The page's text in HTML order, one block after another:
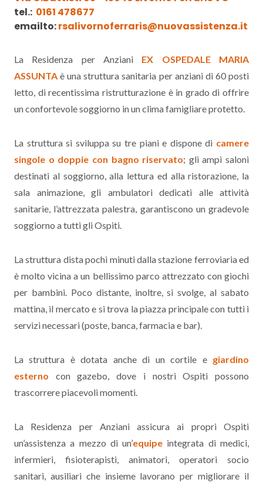
tel.: 0161 478677
emailto:rsalivornoferraris@nuovassistenza.it
La Residenza per Anziani EX OSPEDALE MARIA
ASSUNTA è una struttura sanitaria per anziani di 60 posti
letto, di recentissima ristrutturazione è in grado di offrire
un confortevole soggiorno in un clima famigliare protetto.
La struttura si sviluppa su tre piani e dispone di camere
singole o doppie con bagno riservato; gli ampi saloni
destinati al soggiorno, alla lettura ed alla ristorazione, la
sala animazione, gli ambulatori dedicati alle attività
sanitarie, l’attrezzata palestra, garantiscono un gradevole
soggiorno a tutti gli Ospiti.
La struttura dista pochi minuti dalla stazione ferroviaria ed
è molto vicina a un bellissimo parco attrezzato con giochi
per bambini. Poco distante, inoltre, si svolge, al sabato
mattina, il mercato e si trova la piazza principale con tutti i
servizi necessari (poste, banca, farmacia e bar).
La struttura è dotata anche di un cortile e giardino
esterno con gazebo, dove i nostri Ospiti possono
trascorrere piacevoli momenti.
La Residenza per Anziani assicura ai propri Ospiti
un’assistenza a mezzo di un’equipe integrata di medici,
infermieri, fisioterapisti, animatori, operatori socio
sanitari, ausiliari che insieme lavorano per migliorare il